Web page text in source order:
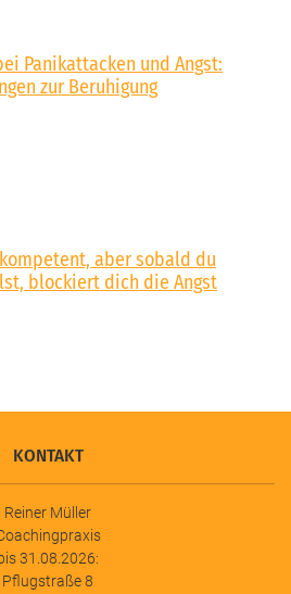
Panikattacken und Angst:
zur Beruhigung
aber sobald du
blockiert dich die Angst
KONTAKT
Reiner Müller
31.08.2026:
Pflugstraße 8